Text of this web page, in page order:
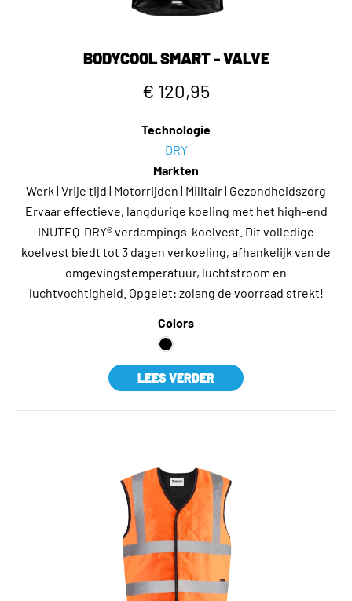
BODYCOOL SMART - VALVE
€ 120,95
Technologie
DRY
Markten
Werk | Vrije tijd | Motorrijden | Militair | Gezondheidszorg
Ervaar effectieve, langdurige koeling met het high-end
INUTEQ-DRY® verdampings-koelvest. Dit volledige
koelvest biedt tot 3 dagen verkoeling, afhankelijk van de
omgevingstemperatuur, luchtstroom en
luchtvochtigheid. Opgelet: zolang de voorraad strekt!
Colors
LEES VERDER